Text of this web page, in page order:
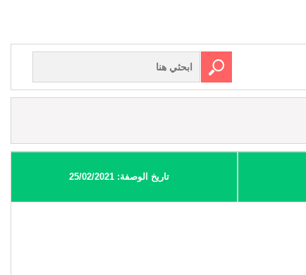
تاريخ الوصفة: 25/02/2021